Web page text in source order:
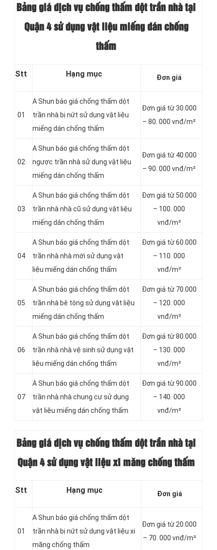
Bảng giá dịch vụ chống thấm dột trần nhà tại
Quận 4 sử dụng vật liệu miếng dán chống
thấm
Stt Hạng mục Đơn giá
01
A Shun báo giá chống thấm dột
trần nhà bị nứt sử dụng vật liệu
miếng dán chống thấm
Đơn giá từ 30.000
– 80. 000 vnđ/m²
02
A Shun báo giá chống thấm dột
ngược trần nhà sử dụng vật liệu
miếng dán chống thấm
Đơn giá từ 40.000
– 90. 000 vnđ/m²
03
A Shun báo giá chống thấm dột
trần nhà nhà cũ sử dụng vật liệu
miếng dán chống thấm
Đơn giá từ 50.000
– 100. 000
vnđ/m²
04
A Shun báo giá chống thấm dột
trần nhà nhà mới sử dụng vật
liệu miếng dán chống thấm
Đơn giá từ 60.000
– 110. 000
vnđ/m²
05
A Shun báo giá chống thấm dột
trần nhà bê tông sử dụng vật liệu
miếng dán chống thấm
Đơn giá từ 70.000
– 120. 000
vnđ/m²
06
A Shun báo giá chống thấm dột
trần nhà nhà vệ sinh sử dụng vật
liệu miếng dán chống thấm
Đơn giá từ 80.000
– 130. 000
vnđ/m²
07
A Shun báo giá chống thấm dột
trần nhà nhà chung cư sử dụng
vật liệu miếng dán chống thấm
Đơn giá từ 90.000
– 140. 000
vnđ/m²
Bảng giá dịch vụ chống thấm dột trần nhà tại
Quận 4 sử dụng vật liệu xi măng chống thấm
Stt Hạng mục Đơn giá
01
A Shun báo giá chống thấm dột
trần nhà bị nứt sử dụng vật liệu xi
măng chống thấm
Đơn giá từ 20.000
– 70. 000 vnđ/m²